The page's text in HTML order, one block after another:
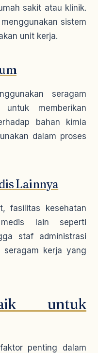
sakit atau klinik.
sistem
unit kerja.
seragam
memberikan
bahan kimia
dalam proses
Lainnya
fasilitas kesehatan
lain seperti
staf administrasi
seragam kerja yang
untuk
penting dalam